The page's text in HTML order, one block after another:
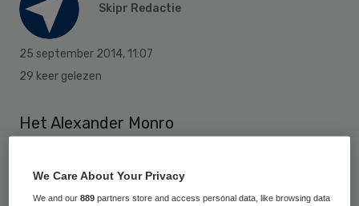
Skipr Redactie
25 september 2014, 11:07
29 keer gelezen
Het Alexander Monro
‘Meest patiëntvriendelijke kliniek 2014’
gekregen van de Nederlandse Patiënten
We Care About Your Privacy
We and our889 partners store and access personal data, like browsing data